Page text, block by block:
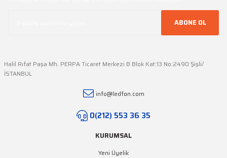
ABONE OL
Halil Rıfat Paşa Mh. PERPA Ticaret Merkezi B Blok Kat:13 No:2490 Şişli/
İSTANBUL
info@ledfon.com
0(212) 553 36 35
KURUMSAL
Yeni Üyelik